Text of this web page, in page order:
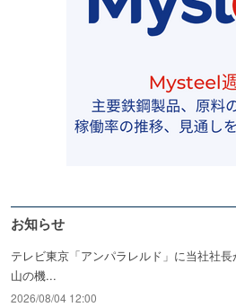
お知らせ
テレビ東京「アンパラレルド」に当社社
山の機...
2026/08/04 12:00